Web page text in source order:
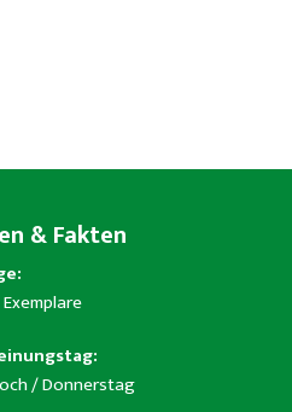
& Fakten
/ Donnerstag